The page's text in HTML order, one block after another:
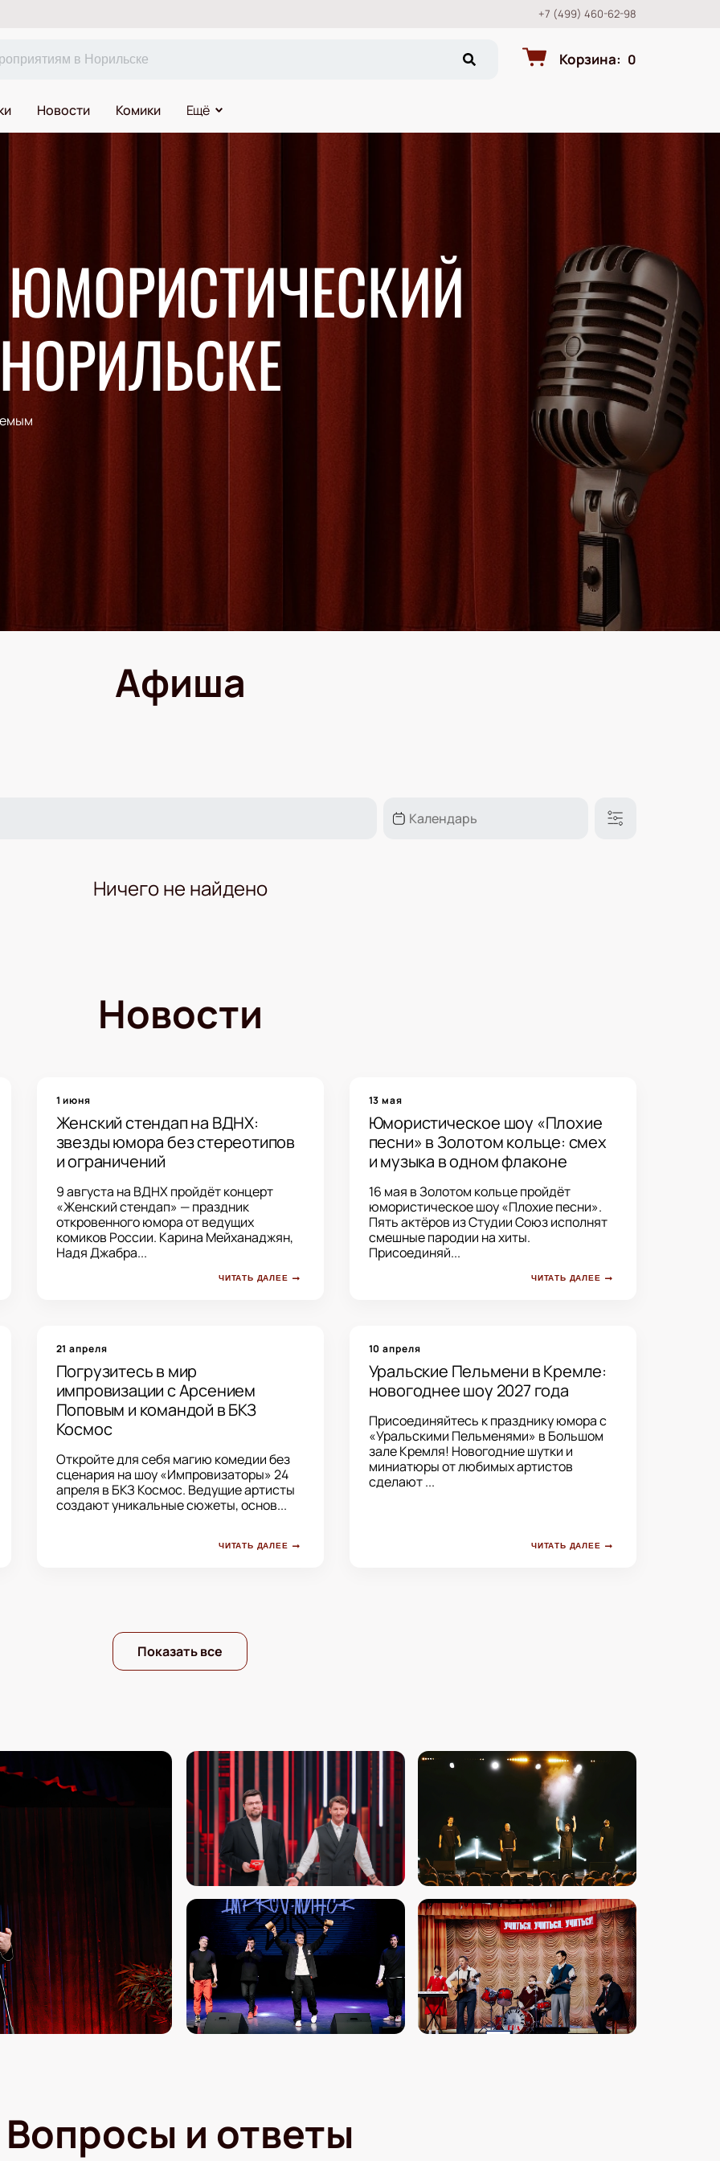
+7 (499) 460-62-98
Корзина: 0
Новости Комики Ещё
Афиша
Ничего не найдено
Новости
1 июня
Женский стендап на ВДНХ:
звезды юмора без стереотипов
и ограничений
9 августа на ВДНХ пройдёт концерт
«Женский стендап» — праздник
откровенного юмора от ведущих
комиков России. Карина Мейханаджян,
Надя Джабра...
ЧИТАТЬ ДАЛЕЕ
13 мая
Юмористическое шоу «Плохие
песни» в Золотом кольце: смех
и музыка в одном флаконе
16 мая в Золотом кольце пройдёт
юмористическое шоу «Плохие песни».
Пять актёров из Студии Союз исполнят
смешные пародии на хиты.
Присоединяй...
ЧИТАТЬ ДАЛЕЕ
21 апреля
Погрузитесь в мир
импровизации с Арсением
Поповым и командой в БКЗ
Космос
Откройте для себя магию комедии без
сценария на шоу «Импровизаторы» 24
апреля в БКЗ Космос. Ведущие артисты
создают уникальные сюжеты, основ...
ЧИТАТЬ ДАЛЕЕ
10 апреля
Уральские Пельмени в Кремле:
новогоднее шоу 2027 года
Присоединяйтесь к празднику юмора с
«Уральскими Пельменями» в Большом
зале Кремля! Новогодние шутки и
миниатюры от любимых артистов
сделают ...
ЧИТАТЬ ДАЛЕЕ
Показать все
Вопросы и ответы